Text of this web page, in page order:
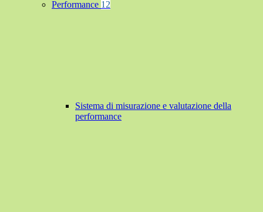
Performance 12
Sistema di misurazione e valutazione della
performance